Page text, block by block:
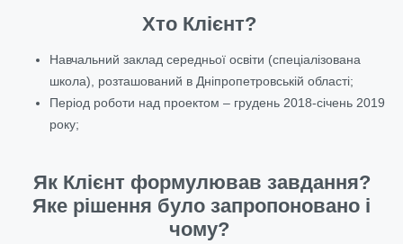
Хто Клієнт?
Навчальний заклад середньої освіти (спеціалізована
школа), розташований в Дніпропетровській області;
Період роботи над проектом – грудень 2018-січень 2019
року;
Як Клієнт формулював завдання?
Яке рішення було запропоновано і
чому?